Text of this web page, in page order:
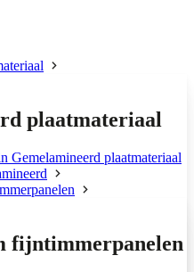
plaatmateriaal
Gemelamineerd plaatmateriaal
fijntimmerpanelen